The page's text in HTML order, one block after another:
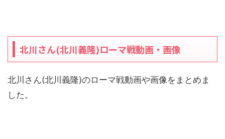
北川さん(北川義隆)ローマ戦動画・画像
北川さん(北川義隆)のローマ戦動画や画像をまとめま
した。